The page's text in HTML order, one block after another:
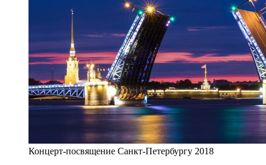
Концерт-посвящение Санкт-Петербургу 2018